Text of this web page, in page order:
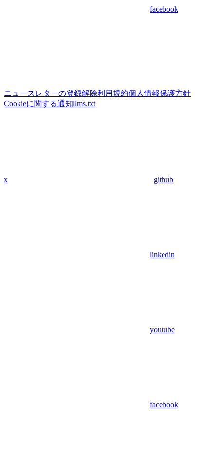
facebook
ニュースレターの登録解除利用規約個人情報保護方針
Cookieに関する通知llms.txt
x github
linkedin
youtube
facebook